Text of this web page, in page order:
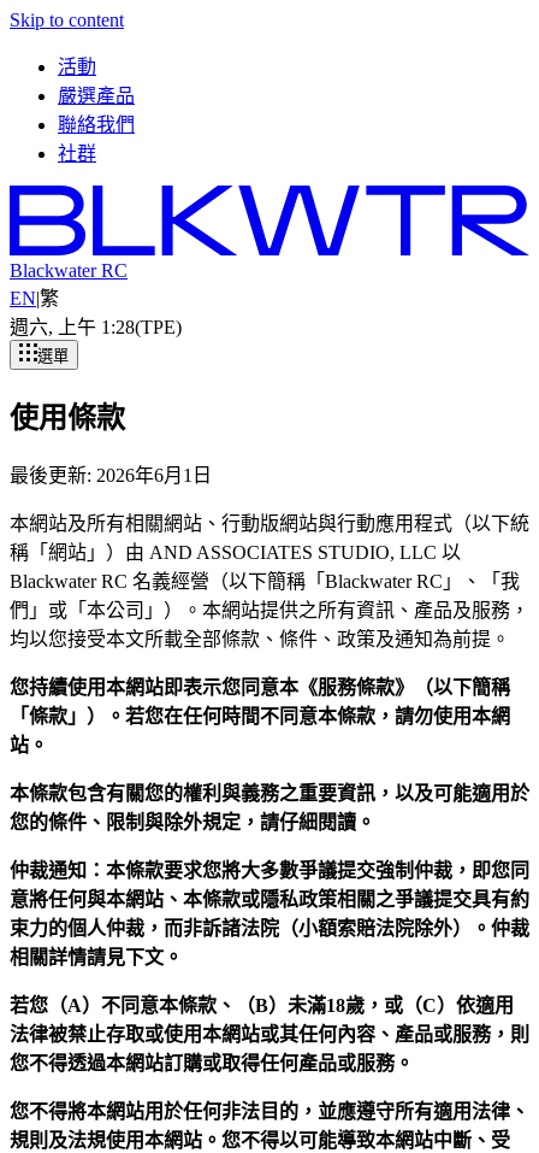
Skip to content
活動
嚴選產品
聯絡我們
社群
Blackwater RC
EN|繁
週六, 上午 1 :28(TPE)
選單
使用條款
最後更新: 2026年6月1日
本網站及所有相關網站、行動版網站與行動應用程式（以下統
稱「網站」）由 AND ASSOCIATES STUDIO, LLC 以
Blackwater RC 名義經營（以下簡稱「Blackwater RC」、「我
們」或「本公司」）。本網站提供之所有資訊、產品及服務，
均以您接受本文所載全部條款、條件、政策及通知為前提。
您持續使用本網站即表示您同意本《服務條款》（以下簡稱
「條款」）。若您在任何時間不同意本條款，請勿使用本網
站。
本條款包含有關您的權利與義務之重要資訊，以及可能適用於
您的條件、限制與除外規定，請仔細閱讀。
仲裁通知：本條款要求您將大多數爭議提交強制仲裁，即您同
意將任何與本網站、本條款或隱私政策相關之爭議提交具有約
束力的個人仲裁，而非訴諸法院（小額索賠法院除外）。仲裁
相關詳情請見下文。
若您（A）不同意本條款、（B）未滿18歲，或（C）依適用
法律被禁止存取或使用本網站或其任何內容、產品或服務，則
您不得透過本網站訂購或取得任何產品或服務。
您不得將本網站用於任何非法目的，並應遵守所有適用法律、
規則及法規使用本網站。您不得以可能導致本網站中斷、受